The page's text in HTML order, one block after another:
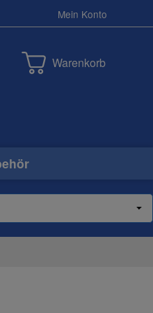
Mein Konto
Warenkorb